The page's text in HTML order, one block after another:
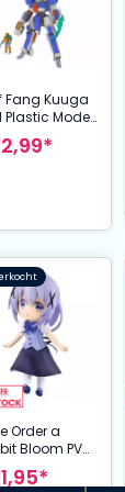
Fang Kuuga
Plastic Model
35 TYPE02
14 cm
Order a
Bloom PVC
Chino 6